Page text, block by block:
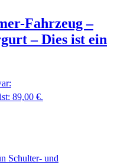
Fahrzeug –
– Dies ist ein
89,00 €.